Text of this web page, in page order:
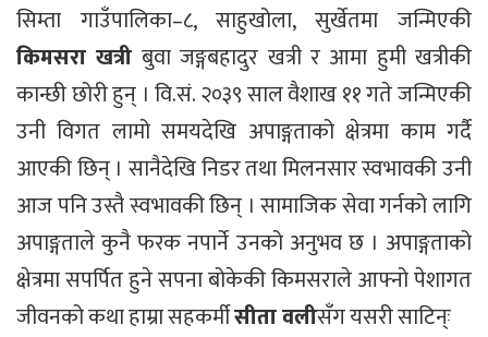
सिम्ता गाउँपालिका–८, साहुखोला, सुर्खेतमा जन्मिएकी
किमसरा खत्री बुवा जङ्गबहादुर खत्री र आमा हुमी खत्रीकी
कान्छी छोरी हुन् । वि.सं. २०३९ साल वैशाख ११ गते जन्मिएकी
उनी विगत लामो समयदेखि अपाङ्गताको क्षेत्रमा काम गर्दै
आएकी छिन् । सानैदेखि निडर तथा मिलनसार स्वभावकी उनी
आज पनि उस्तै स्वभावकी छिन् । सामाजिक सेवा गर्नको लागि
अपाङ्गताले कुनै फरक नपार्ने उनको अनुभव छ । अपाङ्गताको
क्षेत्रमा सपर्पित हुने सपना बोकेकी किमसराले आफ्नो पेशागत
जीवनको कथा हाम्रा सहकर्मीसीता वलीसँग यसरी साटिन्ः